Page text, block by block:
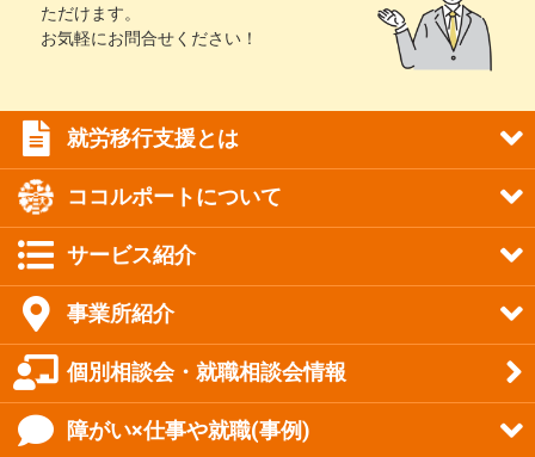
ただけます。
お気軽にお問合せください！
就労移行支援とは
ココルポートについて
サービス紹介
事業所紹介
個別相談会・就職相談会情報
障がい×仕事や就職(事例)